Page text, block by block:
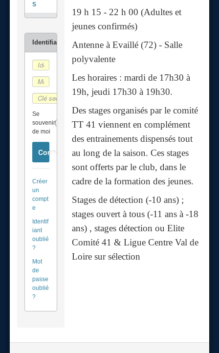
Se
souvenir
de moi
Connexion
Créer
un
compt
e
Identif
iant
oublié
?
Mot
de
passe
oublié
?
S
19 h 15 - 22 h 00 (Adultes et
jeunes confirmés)
Antenne à Evaillé (72) - Salle
polyvalente
Les horaires : mardi de 17h30 à
19h, jeudi 17h30 à 19h30.
Des stages organisés par le comité
TT 41 viennent en complément
des entrainements dispensés tout
au long de la saison. Ces stages
sont offerts par le club, dans le
cadre de la formation des jeunes.
Stages de détection (-10 ans) ;
stages ouvert à tous (-11 ans à -18
ans) , stages détection ou Elite
Comité 41 & Ligue Centre Val de
Loire sur sélection